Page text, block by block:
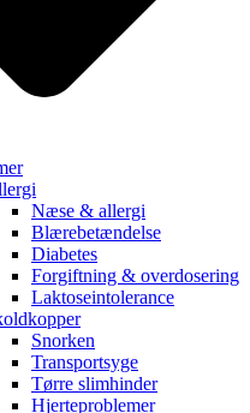
Næse & allergi
Blærebetændelse
Diabetes
Forgiftning & overdosering
Laktoseintolerance
Snorken
Transportsyge
Tørre slimhinder
Hjerteproblemer